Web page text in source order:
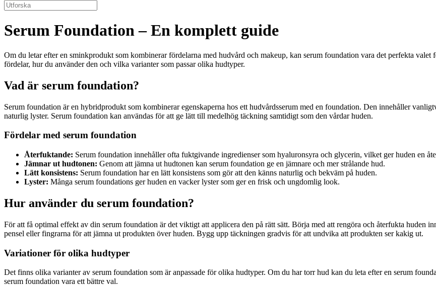
Serum Foundation – En komplett guide
Om du letar efter en sminkprodukt som kombinerar fördelarna med hudvård och makeup, kan serum foundation vara det perfekta
fördelar, hur du använder den och vilka varianter som passar olika hudtyper.
Vad är serum foundation?
Serum foundation är en hybridprodukt som kombinerar egenskaperna hos ett hudvårdsserum med en foundation. Den innehåller
naturlig lyster. Serum foundation kan användas för att ge lätt till medelhög täckning samtidigt som den vårdar huden.
Fördelar med serum foundation
Återfuktande: Serum foundation innehåller ofta fuktgivande ingredienser som hyaluronsyra och glycerin, vilket ger huden en
Jämnar ut hudtonen: Genom att jämna ut hudtonen kan serum foundation ge en jämnare och mer strålande hud.
Lätt konsistens: Serum foundation har en lätt konsistens som gör att den känns naturlig och bekväm på huden.
Lyster: Många serum foundations ger huden en vacker lyster som ger en frisk och ungdomlig look.
Hur använder du serum foundation?
För att få optimal effekt av din serum foundation är det viktigt att applicera den på rätt sätt. Börja med att rengöra och återfukta huden
pensel eller fingrarna för att jämna ut produkten över huden. Bygg upp täckningen gradvis för att undvika att produkten ser kakig ut.
Variationer för olika hudtyper
Det finns olika varianter av serum foundation som är anpassade för olika hudtyper. Om du har torr hud kan du leta efter en serum
serum foundation vara ett bättre val.